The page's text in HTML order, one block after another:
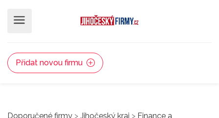
Přidat novou firmu
Doporučené firmy > Jihočeský kraj > Finance a